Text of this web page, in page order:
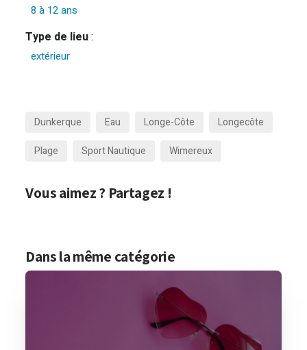
8 à 12 ans
Type de lieu:
extérieur
Dunkerque Eau Longe-Côte
Longecôte
Plage
Sport Nautique Wimereux
Vous aimez ? Partagez !
Dans la même catégorie